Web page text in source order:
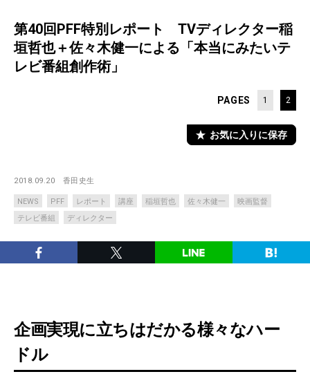
第40回PFF特別レポート TVディレクター稲
垣哲也＋佐々木健一による「本当にみたいテ
レビ番組創作術」
PAGES 1 2
お気に入りに保存
2018.09.20 香田史生
NEWS PFF レポート 講座 稲垣哲也 佐々木健一
映画監督
テレビ番組
ディレクター
企画実現に立ちはだかる様々なハー
ドル